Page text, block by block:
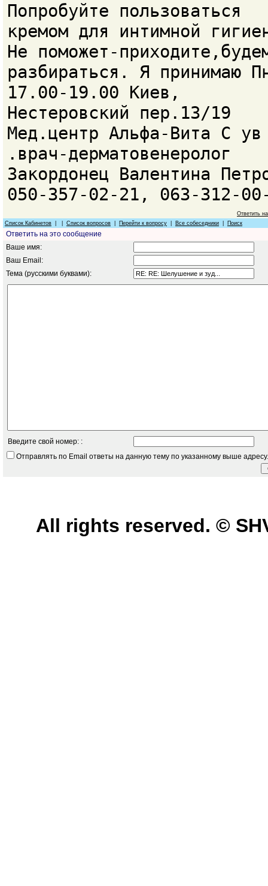
Попробуйте пользоваться
кремом для интимной
Не поможет-
разбираться. Я принимаю
17.00-19.00 Киев,
Нестеровский пер.13/19
Мед.центр Альфа-Вита С ув
.врач-дерматовенеролог
Закордонец Валентина
050-357-02-21, 063-312-
Ответить
Список Кабинетов
Список вопросов Перейти к вопросу Все собеседники Поиск
Ответить на это сообщение
Ваше имя:
Ваш Email:
Тема (русскими буквами):
Введите свой номер: :
Отправлять по Email ответы на данную тему по указанному выше адресу.
All rights reserved. ©